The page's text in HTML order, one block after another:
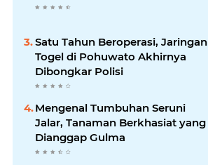
Satu Tahun Beroperasi, Jaringan
Togel di Pohuwato Akhirnya
Dibongkar Polisi
Mengenal Tumbuhan Seruni
Jalar, Tanaman Berkhasiat yang
Dianggap Gulma